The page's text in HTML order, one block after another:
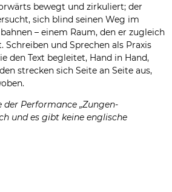
bewegt und zirkuliert; der
sich blind seinen Weg im
– einem Raum, den er zugleich
Schreiben und Sprechen als Praxis
den Text begleitet, Hand in Hand,
strecken sich Seite an Seite aus,
Performance „Zungen-
und es gibt keine englische